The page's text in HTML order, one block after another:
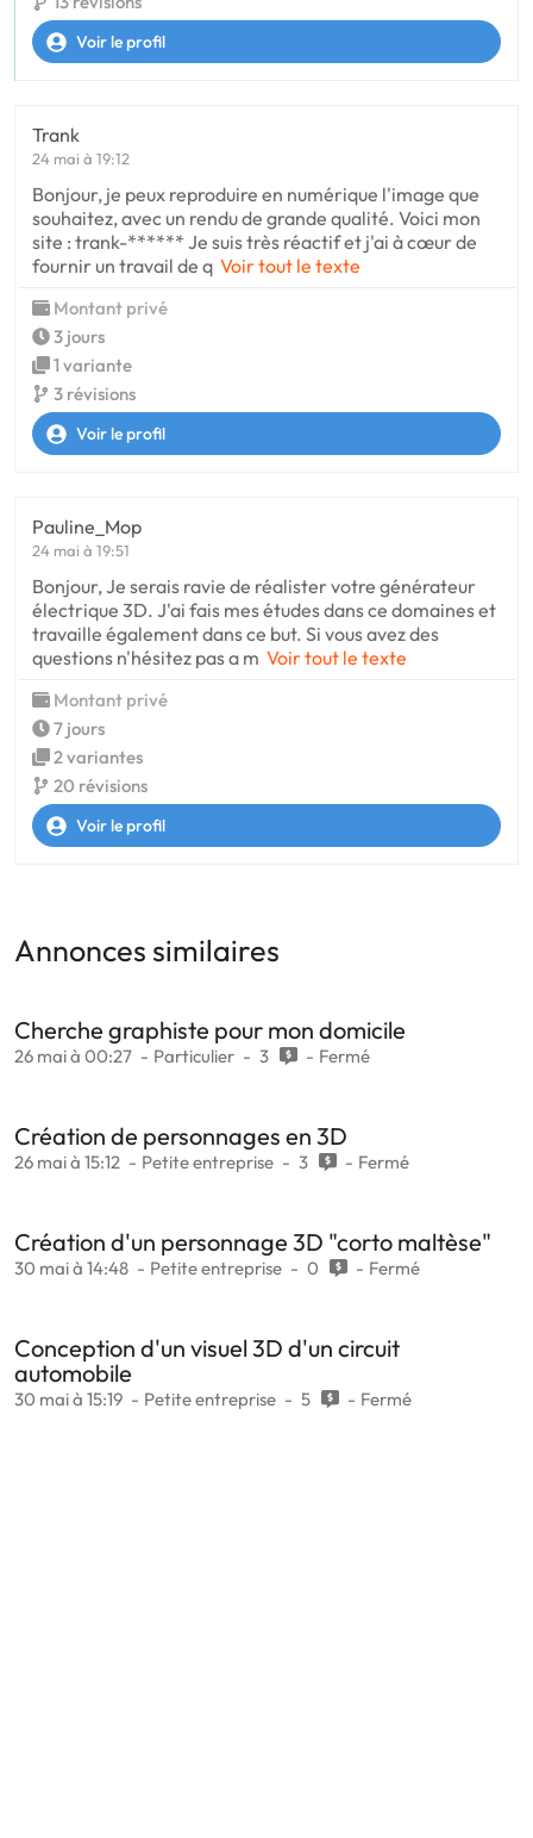
Voir le profil
Trank
24 mai à 19:12
Bonjour, je peux reproduire en numérique l'image que
souhaitez, avec un rendu de grande qualité. Voici mon
site : trank-****** Je suis très réactif et j'ai à cœur de
fournir un travail de q Voir tout le texte
Montant privé
3 jours
1 variante
3 révisions
Voir le profil
Pauline_Mop
24 mai à 19:51
Bonjour, Je serais ravie de réalister votre générateur
électrique 3D. J'ai fais mes études dans ce domaines et
travaille également dans ce but. Si vous avez des
questions n'hésitez pas a m Voir tout le texte
Montant privé
7 jours
2 variantes
20 révisions
Voir le profil
Annonces similaires
Cherche graphiste pour mon domicile
26 mai à 00:27 Particulier 3 Fermé
Création de personnages en 3D
26 mai à 15:12 Petite entreprise 3 Fermé
Création d'un personnage 3D "corto maltèse"
30 mai à 14:48 Petite entreprise 0 Fermé
Conception d'un visuel 3D d'un circuit
automobile
30 mai à 15:19 Petite entreprise 5 Fermé